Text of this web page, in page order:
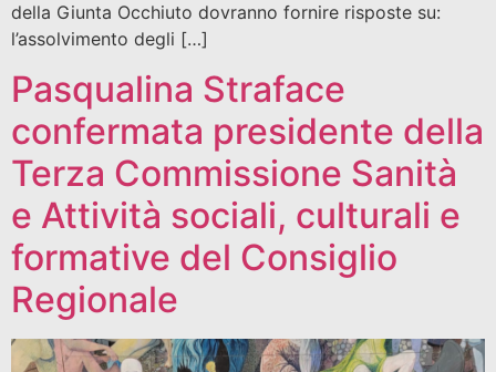
della Giunta Occhiuto dovranno fornire risposte su:
l’assolvimento degli […]
Pasqualina Straface
confermata presidente della
Terza Commissione Sanità
e Attività sociali, culturali e
formative del Consiglio
Regionale